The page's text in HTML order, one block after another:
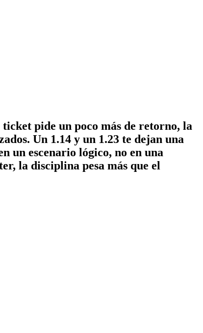
pide un poco más de retorno, la
Un 1.14 y un 1.23 te dejan una
un escenario lógico, no en una
la disciplina pesa más que el